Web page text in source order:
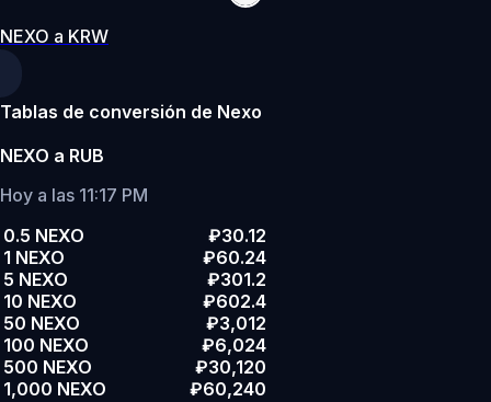
NEXO a KRW
Tablas de conversión de Nexo
NEXO a RUB
Hoy a las 11:17 PM
0.5 NEXO
₽30.12
1 NEXO
₽60.24
5 NEXO
₽301.2
10 NEXO
₽602.4
50 NEXO
₽3,012
100 NEXO
₽6,024
500 NEXO
₽30,120
1,000 NEXO
₽60,240